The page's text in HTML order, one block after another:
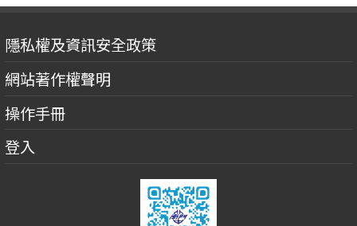
隱私權及資訊安全政策
網站著作權聲明
操作手冊
登入